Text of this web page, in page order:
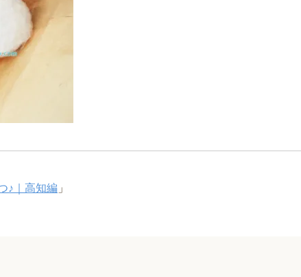
♪｜高知編 」